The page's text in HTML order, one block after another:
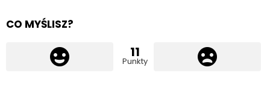
CO MYŚLISZ?
11
Punkty